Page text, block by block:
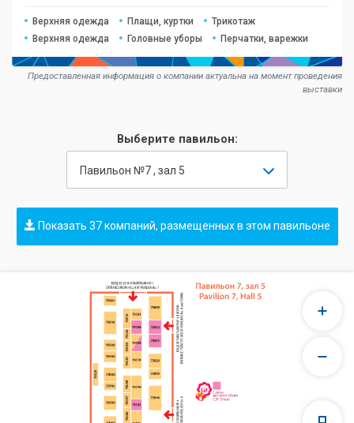
Верхняя одежда Плащи, куртки
Трикотаж
Верхняя одежда
Головные уборы Перчатки, варежки
Предоставленная информация о компании актуальна на момент проведения
выставки
Выберите павильон:
Павильон №7 , зал 5
Показать 37 компаний, размещенных в этом павильоне